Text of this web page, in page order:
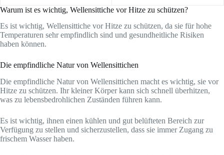
Warum ist es wichtig, Wellensittiche vor Hitze zu schützen?
Es ist wichtig, Wellensittiche vor Hitze zu schützen, da sie für hohe
Temperaturen sehr empfindlich sind und gesundheitliche Risiken
haben können.
Die empfindliche Natur von Wellensittichen
Die empfindliche Natur von Wellensittichen macht es wichtig, sie vor
Hitze zu schützen. Ihr kleiner Körper kann sich schnell überhitzen,
was zu lebensbedrohlichen Zuständen führen kann.
Es ist wichtig, ihnen einen kühlen und gut belüfteten Bereich zur
Verfügung zu stellen und sicherzustellen, dass sie immer Zugang zu
frischem Wasser haben.